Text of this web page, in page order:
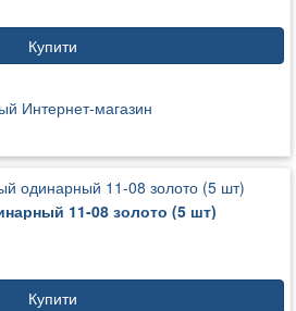
Купити
Интернет-магазин
11-08 золото (5 шт)
Купити